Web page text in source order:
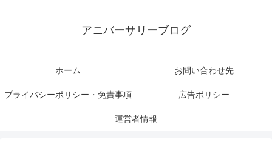
アニバーサリーブログ
ホーム お問い合わせ先
プライバシーポリシー・免責事項 広告ポリシー
運営者情報